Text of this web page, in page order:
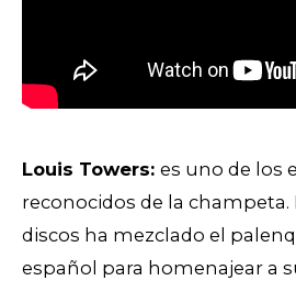
Louis Towers: es uno de los
reconocidos de la
discos ha mezclado el
español para homenajear a